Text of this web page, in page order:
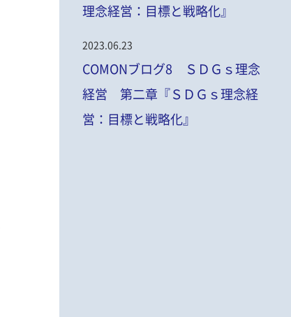
理念経営：目標と戦略化』
2023.06.23
COMONブログ8 ＳＤＧｓ理念
経営 第二章『ＳＤＧｓ理念経
営：目標と戦略化』